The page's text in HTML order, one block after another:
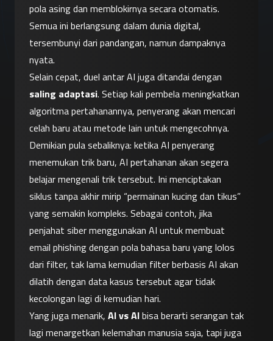
pola asing dan memblokirnya secara otomatis.
Semua ini berlangsung dalam dunia digital,
tersembunyi dari pandangan, namun dampaknya
nyata.
saling adaptasi. Setiap kali pembela meningkatkan
algoritma pertahanannya, penyerang akan mencari
celah baru atau metode lain untuk mengecohnya.
Demikian pula sebaliknya: ketika AI penyerang
menemukan trik baru, AI pertahanan akan segera
belajar mengenali trik tersebut. Ini menciptakan
siklus tanpa akhir mirip “permainan kucing dan tikus”
yang semakin kompleks. Sebagai contoh, jika
penjahat siber menggunakan AI untuk membuat
email phishing dengan pola bahasa baru yang lolos
dari filter, tak lama kemudian filter berbasis AI akan
dilatih dengan data kasus tersebut agar tidak
kecolongan lagi di kemudian hari.
Yang juga menarik, AI vs AI bisa berarti serangan tak
lagi menargetkan kelemahan manusia saja, tapi juga